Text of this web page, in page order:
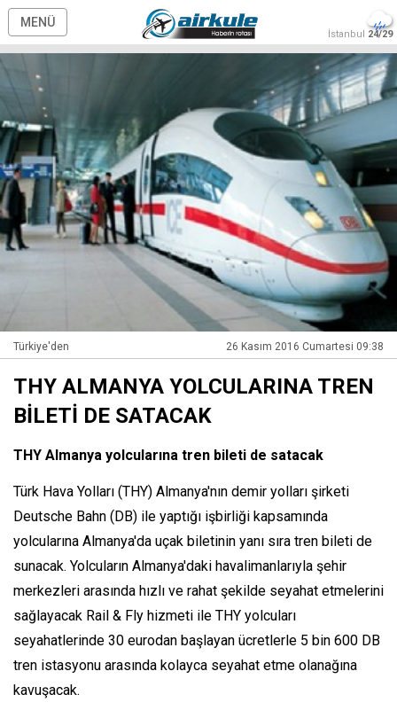
MENÜ
İstanbul 24/29
Türkiye'den 26 Kasım 2016 Cumartesi 09:38
THY ALMANYA YOLCULARINA TREN
BİLETİ DE SATACAK
THY Almanya yolcularına tren bileti de satacak
Türk Hava Yolları (THY) Almanya'nın demir yolları şirketi
Deutsche Bahn (DB) ile yaptığı işbirliği kapsamında
yolcularına Almanya'da uçak biletinin yanı sıra tren bileti de
sunacak. Yolcuların Almanya'daki havalimanlarıyla şehir
merkezleri arasında hızlı ve rahat şekilde seyahat etmelerini
sağlayacak Rail & Fly hizmeti ile THY yolcuları
seyahatlerinde 30 eurodan başlayan ücretlerle 5 bin 600 DB
tren istasyonu arasında kolayca seyahat etme olanağına
kavuşacak.